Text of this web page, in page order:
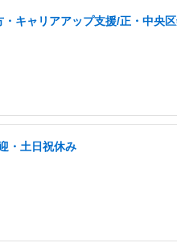
キャリアアップ支援/正・中央
・土日祝休み